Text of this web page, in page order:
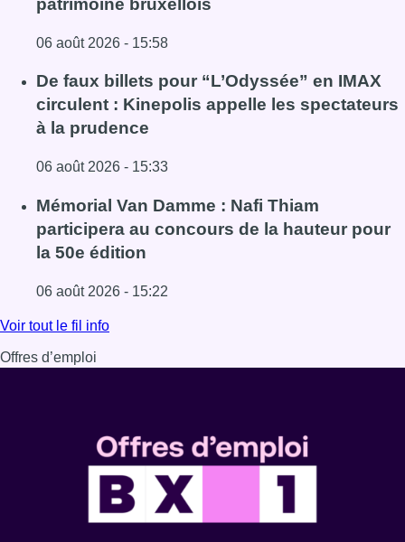
patrimoine bruxellois
06 août 2026 - 15:58
Lire l'article Saint-Géry : un ancien bras de la Senne et
De faux billets pour “L’Odyssée” en IMAX
circulent : Kinepolis appelle les spectateurs
à la prudence
06 août 2026 - 15:33
Lire l'article De faux billets pour “L’Odyssée” en IMAX
Mémorial Van Damme : Nafi Thiam
participera au concours de la hauteur pour
la 50e édition
06 août 2026 - 15:22
Lire l'article Mémorial Van Damme : Nafi Thiam
Voir tout le fil info
Offres d’emploi